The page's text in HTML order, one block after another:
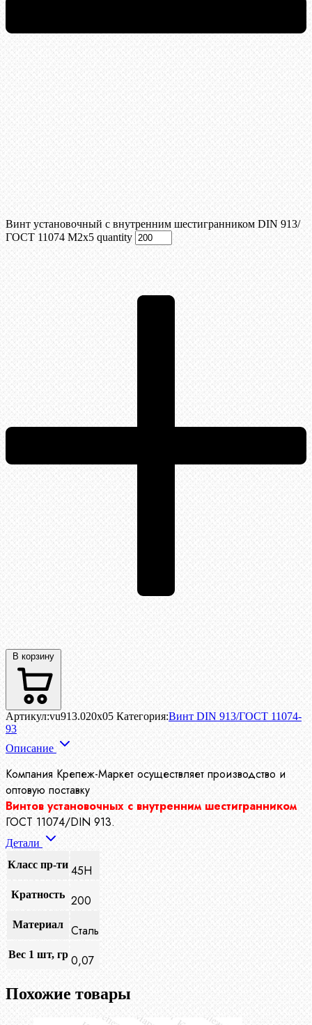
Винт установочный с внутренним шестигранником DIN 913/
ГОСТ 11074 М2х5 quantity
В корзину
Артикул:vu913.020x05 Категория:Винт DIN 913/ГОСТ 11074-
93
Описание
Компания Крепеж-Маркет осуществляет производство и
оптовую поставку
Винтов установочных с внутренним шестигранником
ГОСТ 11074/DIN 913.
Детали
Класс пр-ти 45H
Кратность 200
Материал Сталь
Вес 1 шт, гр 0,07
Похожие товары